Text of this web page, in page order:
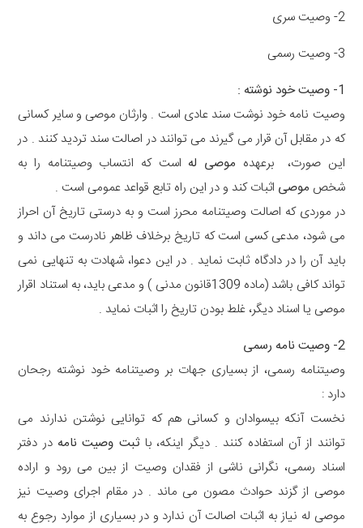
2- وصیت سری
3- وصیت رسمی
1- وصیت خود نوشته :
وصیت نامه خود نوشت سند عادی است . وارثان موصی و سایر کسانی
که در مقابل آن قرار می گیرند می توانند در اصالت سند تردید کنند . در
این صورت، برعهده موصی له است که انتساب وصیتنامه را به
شخص موصی اثبات کند و در این راه تابع قواعد عمومی است .
در موردی که اصالت وصیتنامه محرز است و به درستی تاریخ آن احراز
می شود، مدعی کسی است که تاریخ برخلاف ظاهر نادرست می داند و
باید آن را در دادگاه ثابت نماید . در این دعوا، شهادت به تنهایی نمی
تواند کافی باشد (ماده 1309قانون مدنی ) و مدعی باید، به استناد اقرار
موصی یا اسناد دیگر، غلط بودن تاریخ را اثبات نماید .
2- وصیت نامه رسمی
وصیتنامه رسمی، از بسیاری جهات بر وصیتنامه خود نوشته رجحان
دارد :
نخست آنکه بیسوادان و کسانی هم که توانایی نوشتن ندارند می
توانند از آن استفاده کنند . دیگر اینکه، باثبت وصیت نامه در دفتر
اسناد رسمی، نگرانی ناشی از فقدان وصیت از بین می رود و اراده
موصی از گزند حوادث مصون می ماند . در مقام اجرای وصیت نیز
موصی له نیاز به اثبات اصالت آن ندارد و در بسیاری از موارد رجوع به